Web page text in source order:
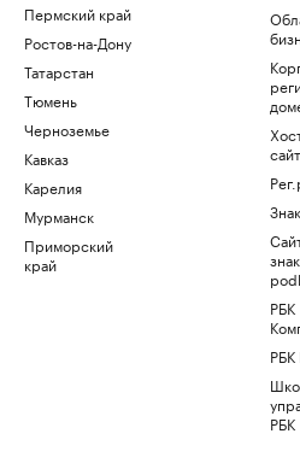
Пермский край
Ростов-на-Дону
Татарстан
Тюмень
Черноземье
Кавказ
Карелия
Мурманск
Приморский
край
РБК
РБК